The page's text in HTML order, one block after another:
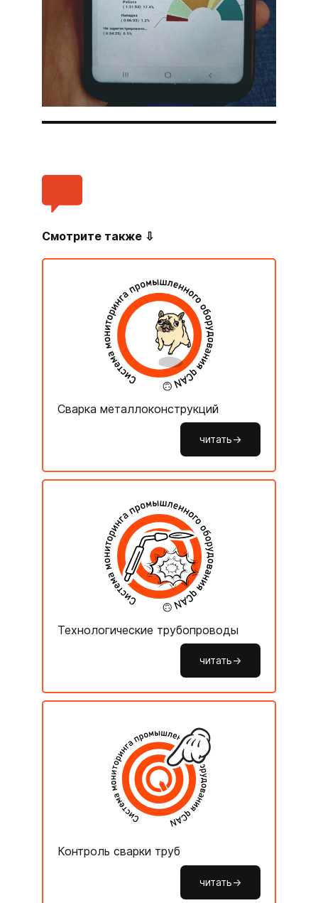
Смотрите также ⇩
Сварка металлоконструкций
читать->
Технологические трубопроводы
читать->
Контроль сварки труб
читать->